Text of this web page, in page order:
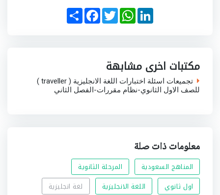
S
h
a
F
a
c
T
w
i
W
h
a
p
p
L
i
n
n
مكتبات اخرى مشابهة
تجميعات اسئلة اختبارات اللغة الانجليزية ( traveller )
للصف الاول الثانوي-نظام مقررات-الفصل الثاني
معلومات ذات صلة
المناهج السعودية
المرحلة الثانوية
اول ثانوي
اللغة الانجليزية
لغة انجليزية